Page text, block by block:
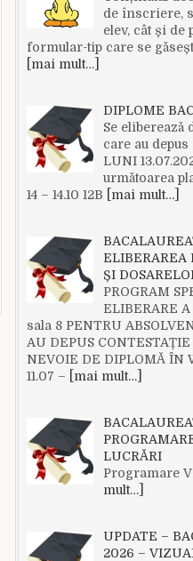
de înscriere,
elev, cât și de
formular-tip care se
[mai mult…]
DIPLOME
Se eliberează
care au
LUNI
următoarea
14 – 14.10 12B
[mai mult…]
ELIBERAREA
ȘI
PROGRAM
ELIBERARE
sala 8 PENTRU
AU DEPUS
NEVOIE DE DIPLOMĂ ÎN
11.07 –
[mai mult…]
LUCRĂRI
Programare
mult…]
UPDATE –
2026 –